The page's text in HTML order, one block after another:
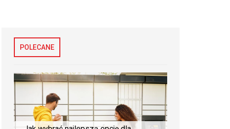
POLECANE